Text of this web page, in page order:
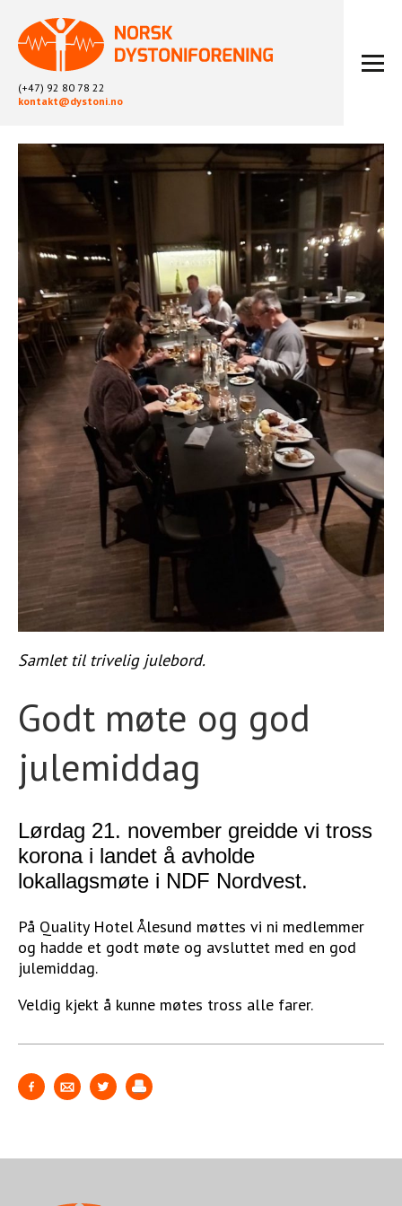
(+47) 92 80 78 22
kontakt@dystoni.no
HJEM
ARTIKLER
LOKALLAG
LIKEPERSONARBEID
OM OSS
BLI MEDLEM
KONTAKT
KALENDER
FYSIOTERAPI
STØTT VÅRT ARBEID
Samlet til trivelig julebord.
Godt møte og god
julemiddag
Lørdag 21. november greidde vi tross
korona i landet å avholde
lokallagsmøte i NDF Nordvest.
På Quality Hotel Ålesund møttes vi ni medlemmer
og hadde et godt møte og avsluttet med en god
julemiddag.
Veldig kjekt å kunne møtes tross alle farer.